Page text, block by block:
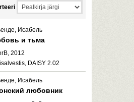
Исабель
и тьма
2012
DAISY 2.02
Исабель
любовник